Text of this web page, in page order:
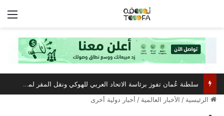
سلطنة عُمان تفوز برئاسة الاتحاد العربي للهوكي ونقل المقر لمسقط
الرئيسية / الأخبار العالمية / أخبار دولية أخرى